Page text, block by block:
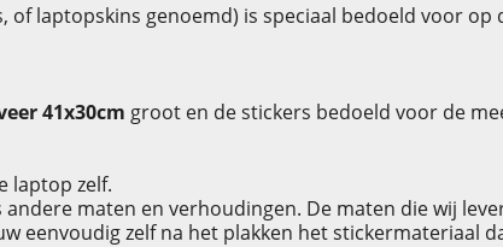
laptopskins genoemd) is speciaal bedoeld voor op
41x30cm groot en de stickers bedoeld voor de
laptop zelf.
maten en verhoudingen. De maten die wij
eenvoudig zelf na het plakken het stickermateriaal